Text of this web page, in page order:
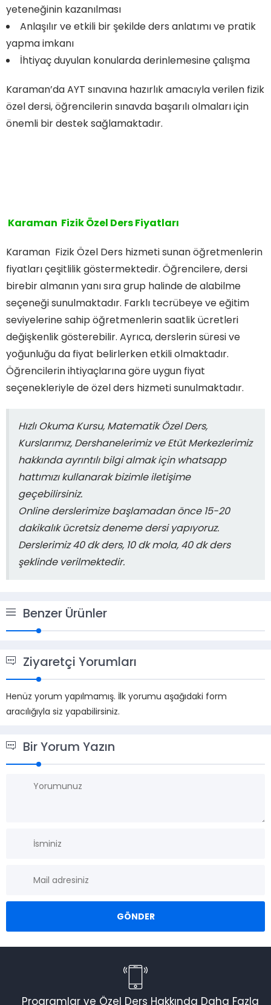
yeteneğinin kazanılması
Anlaşılır ve etkili bir şekilde ders anlatımı ve pratik
yapma imkanı
İhtiyaç duyulan konularda derinlemesine çalışma
Karaman’da AYT sınavına hazırlık amacıyla verilen fizik
özel dersi, öğrencilerin sınavda başarılı olmaları için
önemli bir destek sağlamaktadır.
Karaman Fizik Özel Ders Fiyatları
Karaman Fizik Özel Ders hizmeti sunan öğretmenlerin
fiyatları çeşitlilik göstermektedir. Öğrencilere, dersi
birebir almanın yanı sıra grup halinde de alabilme
seçeneği sunulmaktadır. Farklı tecrübeye ve eğitim
seviyelerine sahip öğretmenlerin saatlik ücretleri
değişkenlik gösterebilir. Ayrıca, derslerin süresi ve
yoğunluğu da fiyat belirlerken etkili olmaktadır.
Öğrencilerin ihtiyaçlarına göre uygun fiyat
seçenekleriyle de özel ders hizmeti sunulmaktadır.
Hızlı Okuma Kursu, Matematik Özel Ders,
Kurslarımız, Dershanelerimiz ve Etüt Merkezlerimiz
hakkında ayrıntılı bilgi almak için whatsapp
hattımızı kullanarak bizimle iletişime
geçebilirsiniz.
Online derslerimize başlamadan önce 15-20
dakikalık ücretsiz deneme dersi yapıyoruz.
Derslerimiz 40 dk ders, 10 dk mola, 40 dk ders
şeklinde verilmektedir.
Benzer Ürünler
Ziyaretçi Yorumları
Henüz yorum yapılmamış. İlk yorumu aşağıdaki form
aracılığıyla siz yapabilirsiniz.
Bir Yorum Yazın
Programlar ve Özel Ders Hakkında Daha Fazla